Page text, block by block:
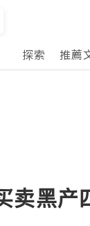
探索 推薦
卖黑产